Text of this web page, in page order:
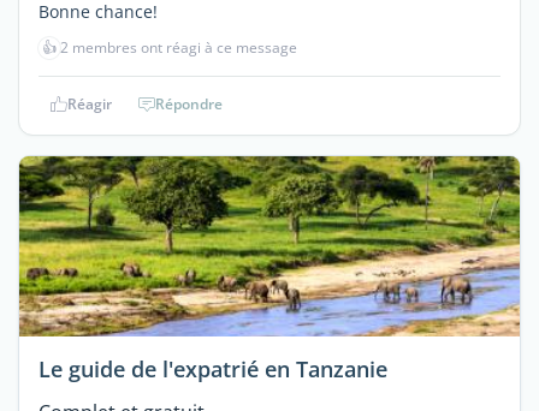
Bonne chance!
👍2 membres ont réagi à ce message
Réagir Répondre
Le guide de l'expatrié en Tanzanie